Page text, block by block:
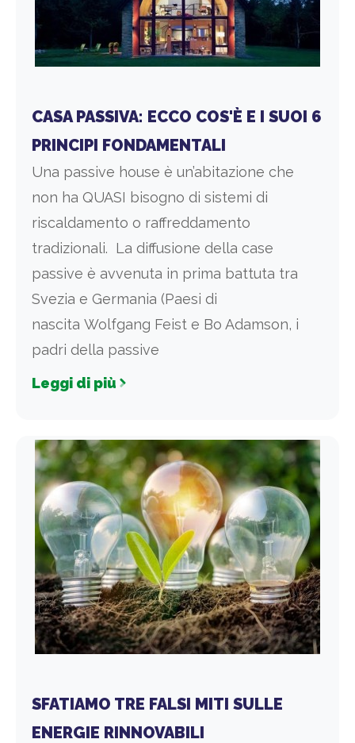
CASA PASSIVA: ECCO COS'È E I SUOI 6
PRINCIPI FONDAMENTALI
Una passive house è un’abitazione che
non ha QUASI bisogno di sistemi di
riscaldamento o raffreddamento
tradizionali. La diffusione della case
passive è avvenuta in prima battuta tra
Svezia e Germania (Paesi di
nascita Wolfgang Feist e Bo Adamson, i
padri della passive
Leggi di più
SFATIAMO TRE FALSI MITI SULLE
ENERGIE RINNOVABILI